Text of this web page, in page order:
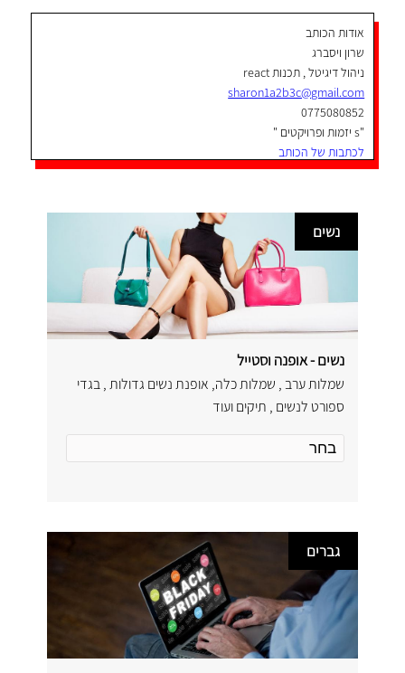
אודות הכותב
שרון ויסברג
ניהול דיגיטל , תכנות react
sharon1a2b3c@gmail.com
0775080852
"s יזמות ופרויקטים "
לכתבות של הכותב
נשים
נשים - אופנה וסטייל
שמלות ערב , שמלות כלה, אופנת נשים גדולות , בגדי
ספורט לנשים , תיקים ועוד
גברים